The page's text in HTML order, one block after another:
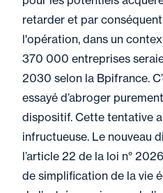
retarder et par
l'opération, dans un
370 000 entreprises
2030 selon la Bpifrance.
essayé d’abroger
dispositif. Cette tentative
infructueuse. Le nouveau
l’article 22 de la loi n°
de simplification de la vie